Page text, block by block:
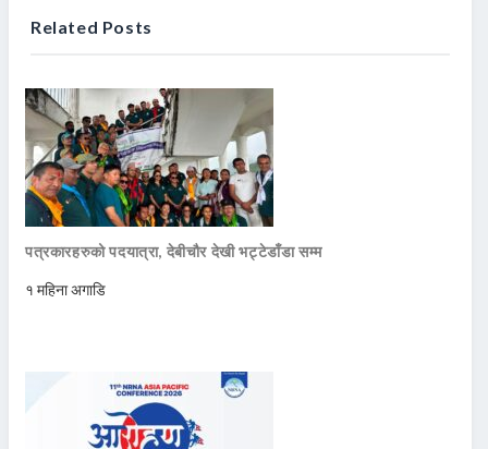
Related Posts
पत्रकारहरुको पदयात्रा, देबीचौर देखी भट्टेडाँडा सम्म
१ महिना अगाडि